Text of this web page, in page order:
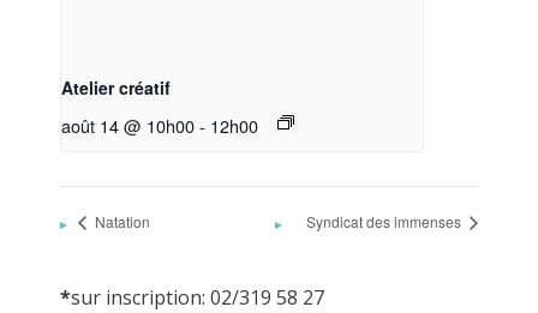
Atelier créatif
août 14 @ 10h00- 12h00
Natation Syndicat des immenses
*sur inscription: 02/319 58 27